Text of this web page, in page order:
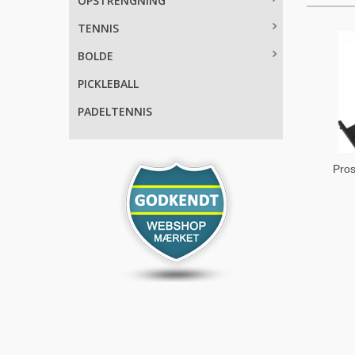
TENNIS
BOLDE
PICKLEBALL
PADELTENNIS